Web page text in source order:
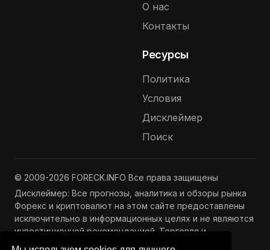
О нас
Контакты
Ресурсы
Политика
Условия
Дисклеймер
Поиск
© 2009-2026 FORECK.INFO Все права защищены
Дисклеймер: Все прогнозы, аналитика и обзоры рынка
Форекс и криптовалют на этом сайте предоставлены
исключительно в информационных целях и не являются
инвестиционной рекомендацией. Торговля и
инвестиции связаны с риском потери капитала.